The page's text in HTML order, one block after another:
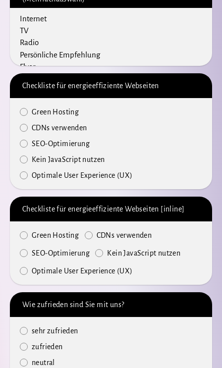
Checkliste für energieeffiziente Webseiten
Green Hosting
CDNs verwenden
SEO-Optimierung
Kein JavaScript nutzen
Optimale User Experience (UX)
Checkliste für energieeffiziente Webseiten [inline]
Green Hosting CDNs verwenden
SEO-Optimierung Kein JavaScript nutzen
Optimale User Experience (UX)
Wie zufrieden sind Sie mit uns?
sehr zufrieden
zufrieden
neutral